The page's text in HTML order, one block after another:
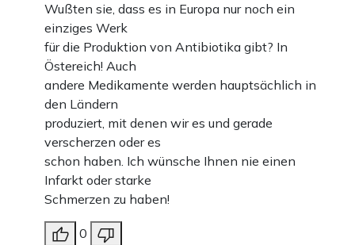
Wußten sie, dass es in Europa nur noch ein
einziges Werk
für die Produktion von Antibiotika gibt? In
Östereich! Auch
andere Medikamente werden hauptsächlich in
den Ländern
produziert, mit denen wir es und gerade
verscherzen oder es
schon haben. Ich wünsche Ihnen nie einen
Infarkt oder starke
Schmerzen zu haben!
0